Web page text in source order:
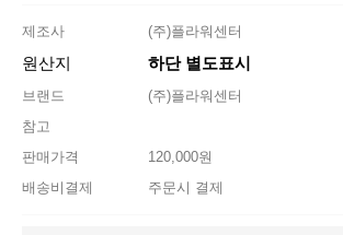
제조사 (주)플라워센터
원산지 하단 별도표시
브랜드
(주)플라워센터
참고
판매가격
120,000원
배송비결제
주문시 결제